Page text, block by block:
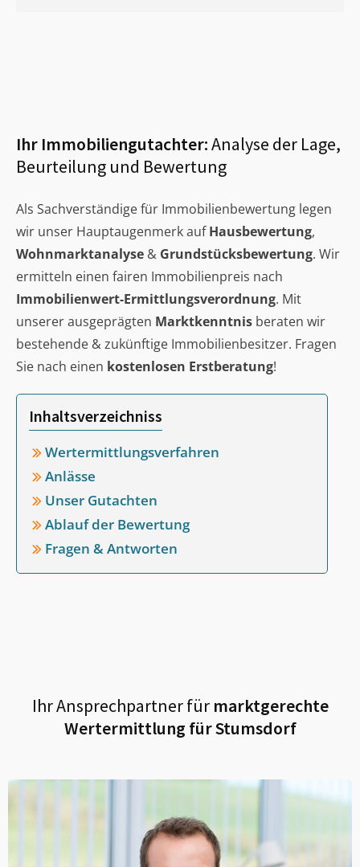
Ihr Immobiliengutachter:Analyse der Lage,
Beurteilung und Bewertung
Als Sachverständige für Immobilienbewertung legen
wir unser Hauptaugenmerk aufHausbewertung,
Wohnmarktanalyse & Grundstücksbewertung. Wir
ermitteln einen fairen Immobilienpreis nach
Immobilienwert-Ermittlungsverordnung. Mit
unserer ausgeprägten Marktkenntnis beraten wir
bestehende & zukünftige Immobilienbesitzer. Fragen
Sie nach einen kostenlosen Erstberatung!
Inhaltsverzeichniss
Wertermittlungsverfahren
Anlässe
Unser Gutachten
Ablauf der Bewertung
Fragen & Antworten
Ihr Ansprechpartner fürmarktgerechte
Wertermittlung fürStumsdorf